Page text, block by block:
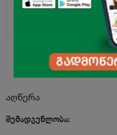
აღწერა
შემადგენლობა: